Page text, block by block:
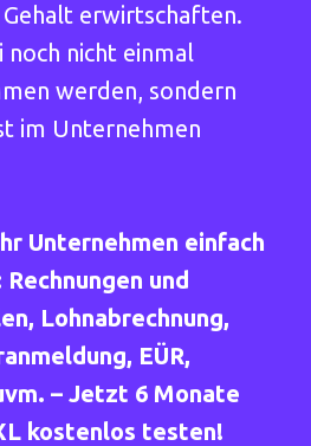
Gehalt erwirtschaften.
noch nicht einmal
werden, sondern
im Unternehmen
Unternehmen einfach
und
Lohnabrechnung,
EÜR,
– Jetzt 6 Monate
kostenlos testen!